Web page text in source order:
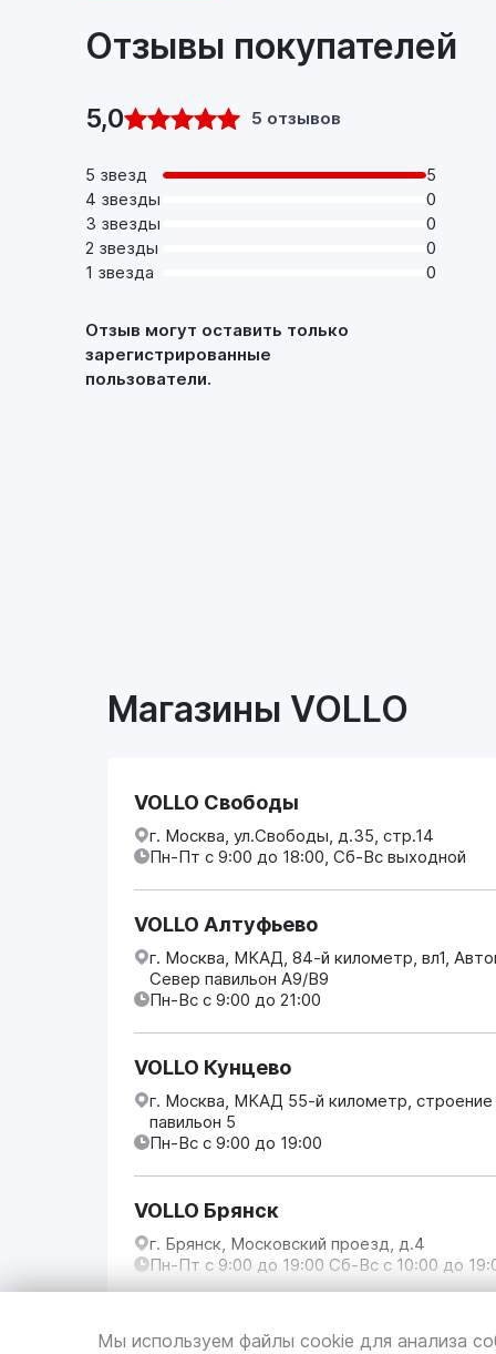
Мы используем файлы cookie для анализа
Отзывы покупателей
5,0 5 отзывов
5 звезд
5
4 звезды
0
3 звезды
0
2 звезды
0
1 звезда
0
Отзыв могут оставить только
зарегистрированные
пользователи.
Магазины VOLLO
VOLLO Свободы
г. Москва, ул.Свободы, д.35, стр.14
Пн-Пт с 9:00 до 18:00, Сб-Вс выходной
VOLLO Алтуфьево
г. Москва, МКАД, 84-й километр, вл1,
Север павильон А9/В9
Пн-Вс с 9:00 до 21:00
VOLLO Кунцево
г. Москва, МКАД 55-й километр, строение
павильон 5
Пн-Вс с 9:00 до 19:00
VOLLO Брянск
г. Брянск, Московский проезд, д.4
Пн-Пт с 9:00 до 19:00 Сб-Вс с 10:00 до
VOLLO Владимир